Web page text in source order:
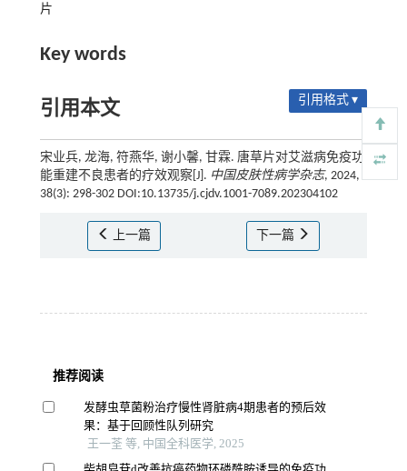
片
Key words
引用本文 引用格式 ▾
宋业兵, 龙海, 符燕华, 谢小馨, 甘霖. 唐草片对艾滋病免疫功
能重建不良患者的疗效观察[J]. 中国皮肤性病学杂志, 2024,
38(3): 298-302 DOI:10.13735/j.cjdv.1001-7089.202304102
上一篇 下一篇